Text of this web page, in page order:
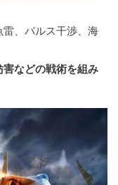
、パルス干渉、海
などの戦術を組み